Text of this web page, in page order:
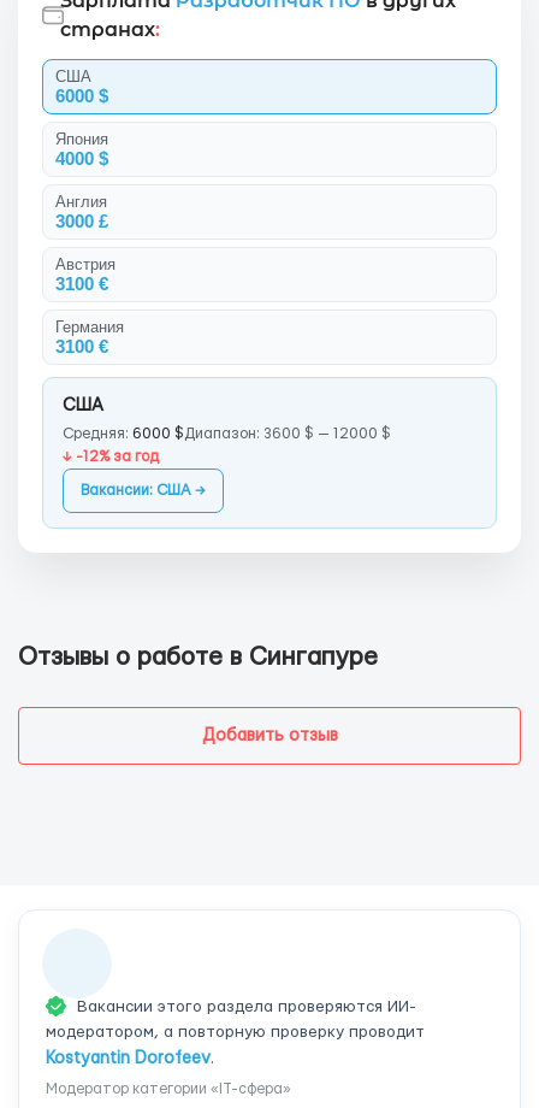
странах:
США
6000 $
Япония
4000 $
Англия
3000 £
Австрия
3100 €
Германия
3100 €
США
Средняя: 6000 $ Диапазон: 3600 $ — 12000 $
↓ -12% за год
Вакансии: США →
Отзывы о работе в Сингапуре
Добавить отзыв
Вакансии этого раздела проверяются ИИ-
модератором, а повторную проверку проводит
Kostyantin Dorofeev.
Модератор категории «IT-сфера»